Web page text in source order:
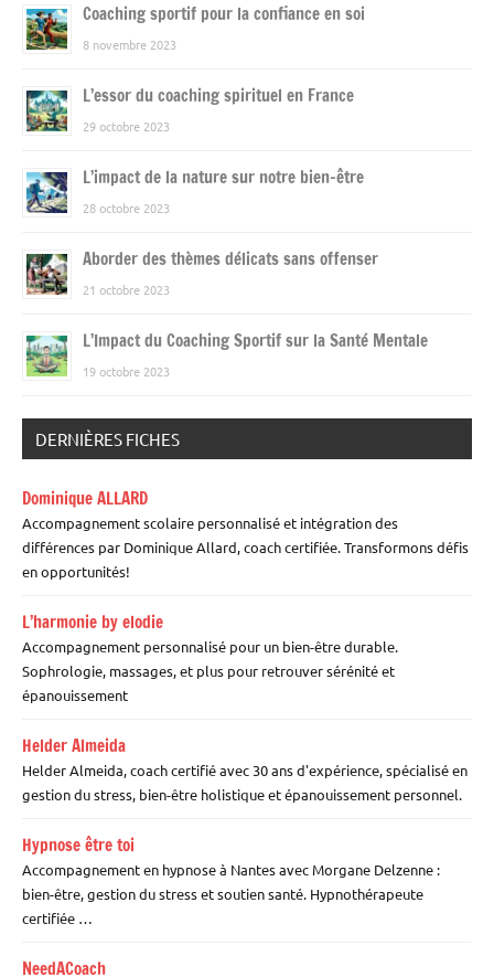
Coaching sportif pour la confiance en soi
8 novembre 2023
L’essor du coaching spirituel en France
29 octobre 2023
L’impact de la nature sur notre bien-être
28 octobre 2023
Aborder des thèmes délicats sans offenser
21 octobre 2023
L’Impact du Coaching Sportif sur la Santé Mentale
19 octobre 2023
DERNIÈRES FICHES
Dominique ALLARD
Accompagnement scolaire personnalisé et intégration des
différences par Dominique Allard, coach certifiée. Transformons défis
en opportunités!
L’harmonie by elodie
Accompagnement personnalisé pour un bien-être durable.
Sophrologie, massages, et plus pour retrouver sérénité et
épanouissement
Helder Almeida
Helder Almeida, coach certifié avec 30 ans d'expérience, spécialisé en
gestion du stress, bien-être holistique et épanouissement personnel.
Hypnose être toi
Accompagnement en hypnose à Nantes avec Morgane Delzenne :
bien-être, gestion du stress et soutien santé. Hypnothérapeute
certifiée …
NeedACoach